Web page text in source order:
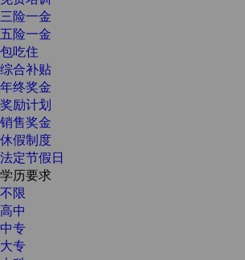
三险一金
五险一金
包吃住
综合补贴
年终奖金
奖励计划
销售奖金
休假制度
法定节假日
学历要求
不限
高中
中专
大专